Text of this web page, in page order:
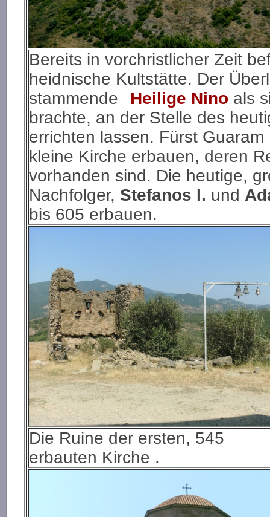
Bereits in vorchristlicher Zeit
heidnische Kultstätte. Der
stammende
Heilige Nino als
brachte, an der Stelle des
errichten lassen. Fürst
kleine Kirche erbauen, deren
vorhanden sind. Die heutige,
Nachfolger, Stefanos I. und
bis 605 erbauen.
Die Ruine der ersten, 545
erbauten Kirche .